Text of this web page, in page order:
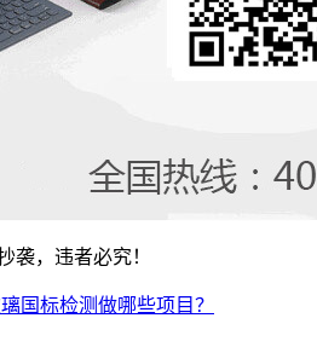
袭，违者必究！
国标检测做哪些项目？